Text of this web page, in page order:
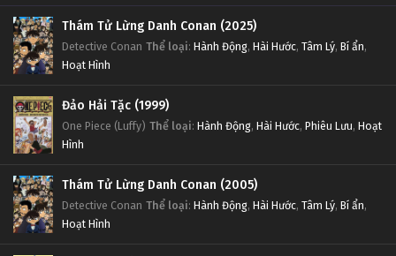
Thám Tử Lừng Danh Conan (2025)
Detective Conan Thể loại: Hành Động, Hài Hước, Tâm Lý, Bí ẩn,
Hoạt Hình
Đảo Hải Tặc (1999)
One Piece (Luffy) Thể loại: Hành Động, Hài Hước, Phiêu Lưu, Hoạt
Hình
Thám Tử Lừng Danh Conan (2005)
Detective Conan Thể loại: Hành Động, Hài Hước, Tâm Lý, Bí ẩn,
Hoạt Hình